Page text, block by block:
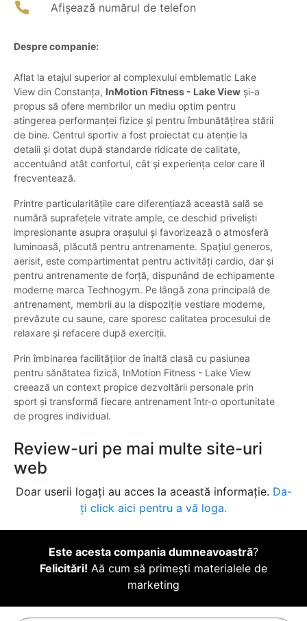
Afișează numărul de telefon
Despre companie:
Aflat la etajul superior al complexului emblematic Lake
View din Constanța, InMotion Fitness - Lake View și-a
propus să ofere membrilor un mediu optim pentru
atingerea performanței fizice și pentru îmbunătățirea stării
de bine. Centrul sportiv a fost proiectat cu atenție la
detalii și dotat după standarde ridicate de calitate,
accentuând atât confortul, cât și experiența celor care îl
frecventează.
Printre particularitățile care diferențiază această sală se
numără suprafețele vitrate ample, ce deschid priveliști
impresionante asupra orașului și favorizează o atmosferă
luminoasă, plăcută pentru antrenamente. Spațiul generos,
aerisit, este compartimentat pentru activități cardio, dar și
pentru antrenamente de forță, dispunând de echipamente
moderne marca Technogym. Pe lângă zona principală de
antrenament, membrii au la dispoziție vestiare moderne,
prevăzute cu saune, care sporesc calitatea procesului de
relaxare și refacere după exerciții.
Prin îmbinarea facilităților de înaltă clasă cu pasiunea
pentru sănătatea fizică, InMotion Fitness - Lake View
creează un context propice dezvoltării personale prin
sport și transformă fiecare antrenament într-o oportunitate
de progres individual.
Review-uri pe mai multe site-uri
web
Doar userii logați au acces la această informație. Da-
ți click aici pentru a vă loga.
Este acesta compania dumneavoastră?
Felicitări! Aă cum să primești materialele de
marketing